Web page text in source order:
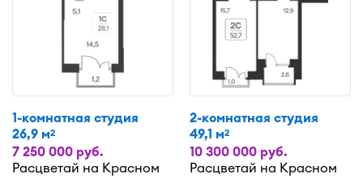
1-комнатная студия
26,9 м2
7 250 000 руб.
Расцветай на Красном
2-комнатная студия
49,1 м2
10 300 000 руб.
Расцветай на Красном